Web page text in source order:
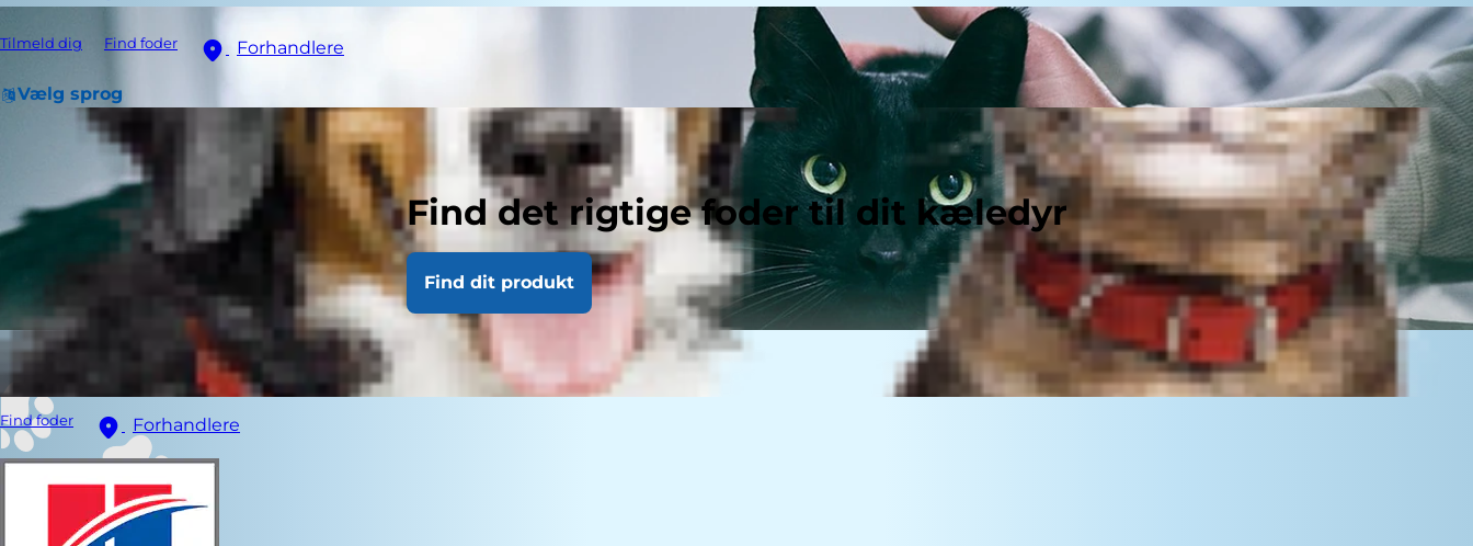
Tilmeld dig Find foder Forhandlere
Vælg sprog
Find det rigtige foder til dit kæledyr
Find dit produkt
Find foder Forhandlere